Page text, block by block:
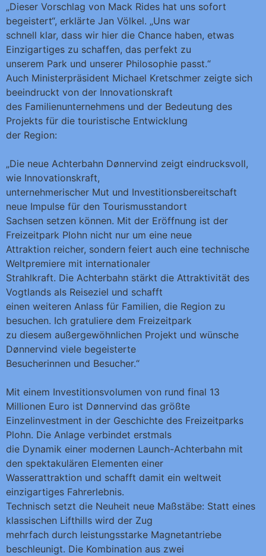
„Dieser Vorschlag von Mack Rides hat uns sofort
begeistert“, erklärte Jan Völkel. „Uns war
schnell klar, dass wir hier die Chance haben, etwas
Einzigartiges zu schaffen, das perfekt zu
unserem Park und unserer Philosophie passt.“
Auch Ministerpräsident Michael Kretschmer zeigte sich
beeindruckt von der Innovationskraft
des Familienunternehmens und der Bedeutung des
Projekts für die touristische Entwicklung
der Region:
„Die neue Achterbahn Dønnervind zeigt eindrucksvoll,
wie Innovationskraft,
unternehmerischer Mut und Investitionsbereitschaft
neue Impulse für den Tourismusstandort
Sachsen setzen können. Mit der Eröffnung ist der
Freizeitpark Plohn nicht nur um eine neue
Attraktion reicher, sondern feiert auch eine technische
Weltpremiere mit internationaler
Strahlkraft. Die Achterbahn stärkt die Attraktivität des
Vogtlands als Reiseziel und schafft
einen weiteren Anlass für Familien, die Region zu
besuchen. Ich gratuliere dem Freizeitpark
zu diesem außergewöhnlichen Projekt und wünsche
Dønnervind viele begeisterte
Besucherinnen und Besucher.“
Mit einem Investitionsvolumen von rund final 13
Millionen Euro ist Dønnervind das größte
Einzelinvestment in der Geschichte des Freizeitparks
Plohn. Die Anlage verbindet erstmals
die Dynamik einer modernen Launch-Achterbahn mit
den spektakulären Elementen einer
Wasserattraktion und schafft damit ein weltweit
einzigartiges Fahrerlebnis.
Technisch setzt die Neuheit neue Maßstäbe: Statt eines
klassischen Lifthills wird der Zug
mehrfach durch leistungsstarke Magnetantriebe
beschleunigt. Die Kombination aus zwei